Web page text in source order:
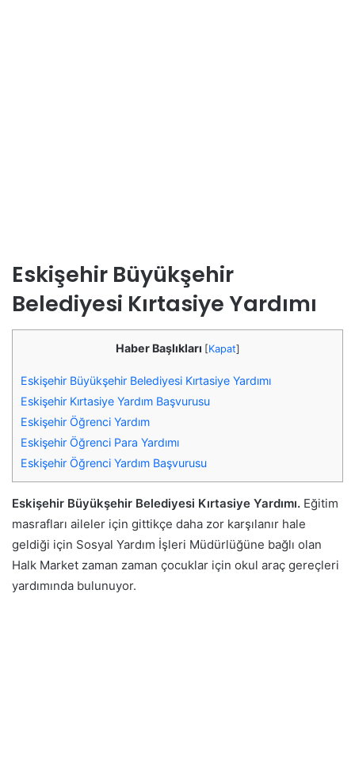
Eskişehir Büyükşehir
Belediyesi Kırtasiye Yardımı
Haber Başlıkları [Kapat]
Eskişehir Büyükşehir Belediyesi Kırtasiye Yardımı
Eskişehir Kırtasiye Yardım Başvurusu
Eskişehir Öğrenci Yardım
Eskişehir Öğrenci Para Yardımı
Eskişehir Öğrenci Yardım Başvurusu
Eskişehir Büyükşehir Belediyesi Kırtasiye Yardımı. Eğitim
masrafları aileler için gittikçe daha zor karşılanır hale
geldiği için Sosyal Yardım İşleri Müdürlüğüne bağlı olan
Halk Market zaman zaman çocuklar için okul araç gereçleri
yardımında bulunuyor.